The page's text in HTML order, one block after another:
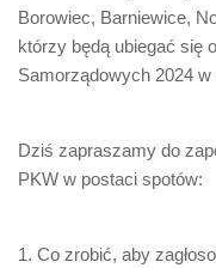
Borowiec, Barniewice,
którzy będą ubiegać się
Samorządowych 2024 w
Dziś zapraszamy do
PKW w postaci spotów:
1. Co zrobić, aby